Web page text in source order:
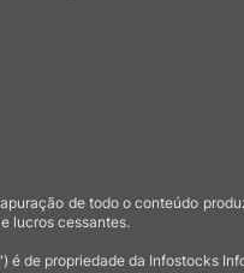
de todo o conteúdo
lucros cessantes.
é de propriedade da Infostocks